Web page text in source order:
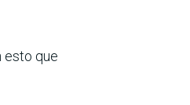
esto que